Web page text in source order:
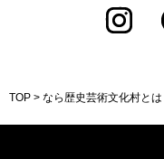
TOP > なら歴史芸術文化村とは